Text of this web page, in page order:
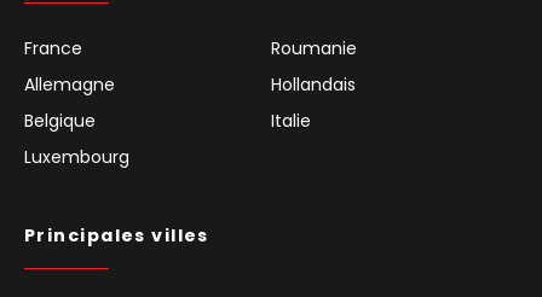
France
Roumanie
Allemagne
Hollandais
Belgique
Italie
Luxembourg
Principales villes